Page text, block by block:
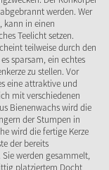
werden. Wer
kann in einen
Teelicht setzen.
teilweise durch den
sparsam, ein echtes
zu stellen. Vor
eine attraktive und
mit verschiedenen
Bienenwachs wird die
der Stumpen in
wird die fertige Kerze
der bereits
werden gesammelt,
platziertem Docht